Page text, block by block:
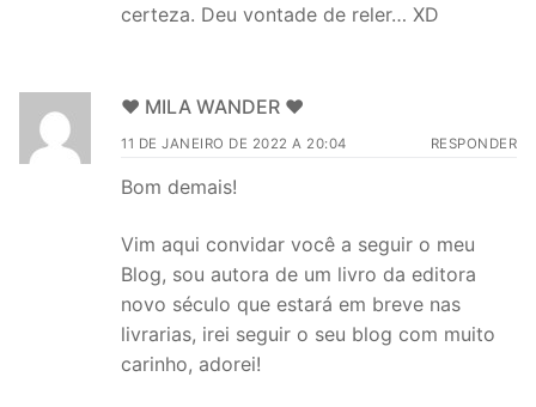
certeza. Deu vontade de reler… XD
♥ MILA WANDER ♥
11 DE JANEIRO DE 2022 A 20:04 RESPONDER
Bom demais!
Vim aqui convidar você a seguir o meu
Blog, sou autora de um livro da editora
novo século que estará em breve nas
livrarias, irei seguir o seu blog com muito
carinho, adorei!